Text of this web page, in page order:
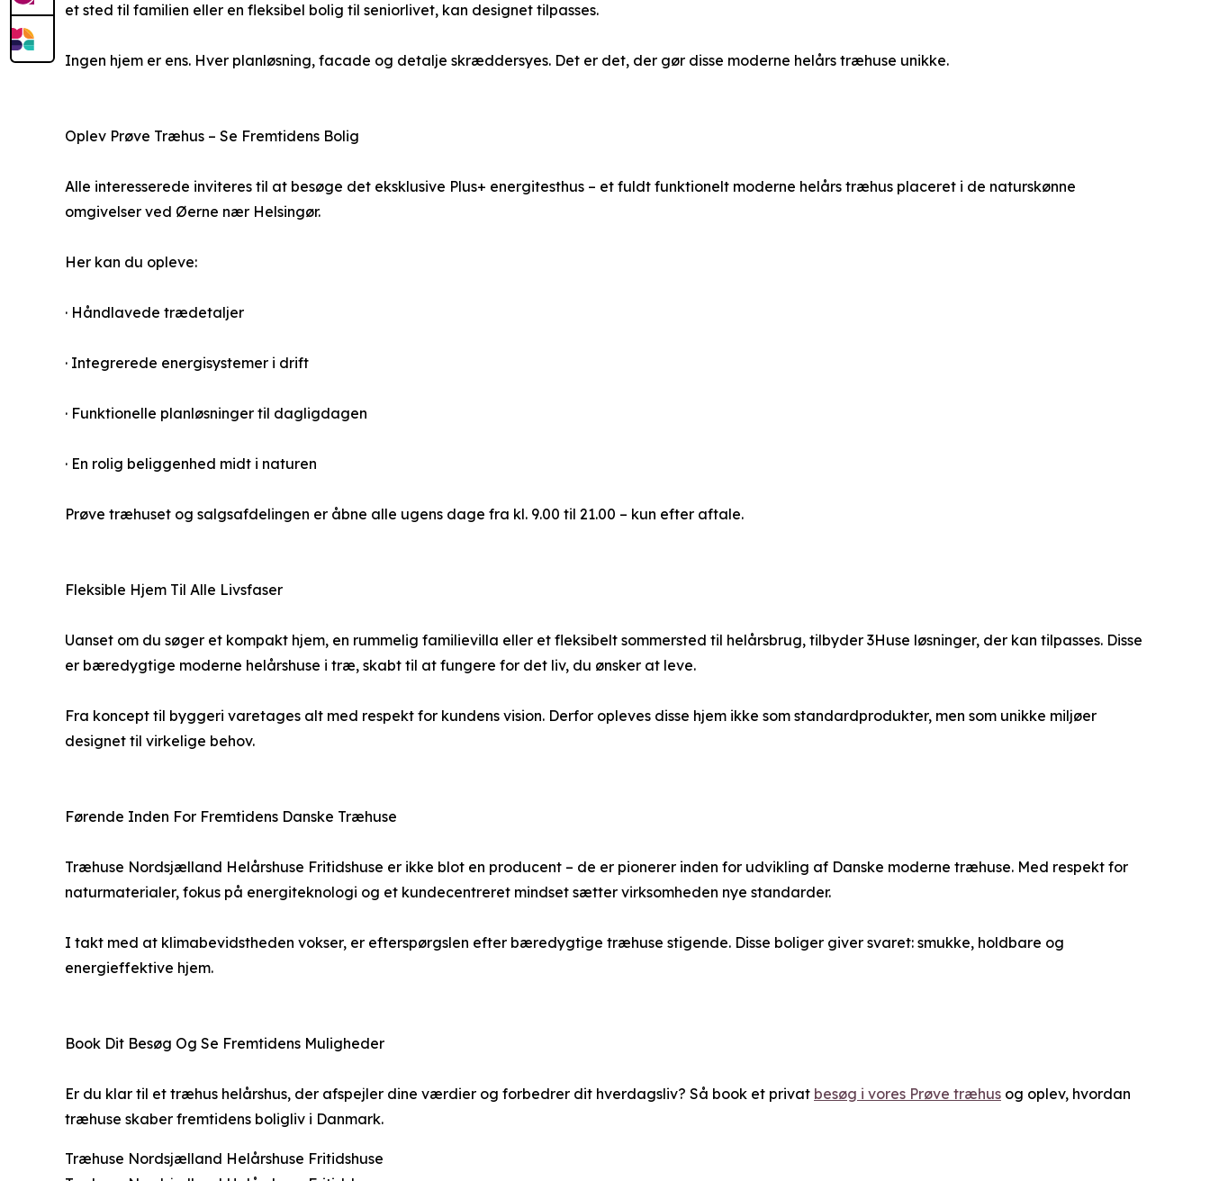
et sted til familien eller en fleksibel bolig til seniorlivet, kan designet tilpasses.
Ingen hjem er ens. Hver planløsning, facade og detalje skræddersyes. Det er det, der gør disse moderne helårs træhuse unikke.
Oplev Prøve Træhus – Se Fremtidens Bolig
Alle interesserede inviteres til at besøge det eksklusive Plus+ energitesthus – et fuldt funktionelt moderne helårs træhus placeret i de naturskønne
omgivelser ved Øerne nær Helsingør.
Her kan du opleve:
· Håndlavede trædetaljer
· Integrerede energisystemer i drift
· Funktionelle planløsninger til dagligdagen
· En rolig beliggenhed midt i naturen
Prøve træhuset og salgsafdelingen er åbne alle ugens dage fra kl. 9.00 til 21.00 – kun efter aftale.
Fleksible Hjem Til Alle Livsfaser
Uanset om du søger et kompakt hjem, en rummelig familievilla eller et fleksibelt sommersted til helårsbrug, tilbyder 3Huse løsninger, der kan tilpasses. Disse
er bæredygtige moderne helårshuse i træ, skabt til at fungere for det liv, du ønsker at leve.
Fra koncept til byggeri varetages alt med respekt for kundens vision. Derfor opleves disse hjem ikke som standardprodukter, men som unikke miljøer
designet til virkelige behov.
Førende Inden For Fremtidens Danske Træhuse
Træhuse Nordsjælland Helårshuse Fritidshuse er ikke blot en producent – de er pionerer inden for udvikling af Danske moderne træhuse. Med respekt for
naturmaterialer, fokus på energiteknologi og et kundecentreret mindset sætter virksomheden nye standarder.
I takt med at klimabevidstheden vokser, er efterspørgslen efter bæredygtige træhuse stigende. Disse boliger giver svaret: smukke, holdbare og
energieffektive hjem.
Book Dit Besøg Og Se Fremtidens Muligheder
Er du klar til et træhus helårshus, der afspejler dine værdier og forbedrer dit hverdagsliv? Så book et privat besøg i vores Prøve træhus og oplev, hvordan
træhuse skaber fremtidens boligliv i Danmark.
Træhuse Nordsjælland Helårshuse Fritidshuse